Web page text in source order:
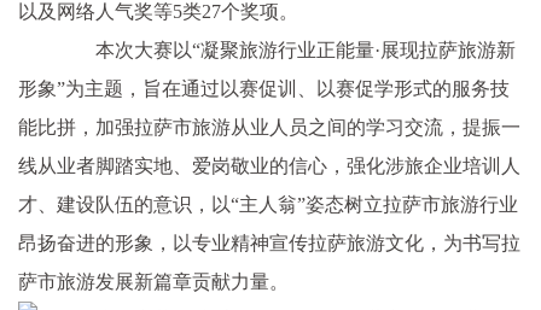
以及网络人气奖等5类27个奖项。
本次大赛以“凝聚旅游行业正能量·展现拉萨旅游新
形象”为主题，旨在通过以赛促训、以赛促学形式的服务技
能比拼，加强拉萨市旅游从业人员之间的学习交流，提振一
线从业者脚踏实地、爱岗敬业的信心，强化涉旅企业培训人
才、建设队伍的意识，以“主人翁”姿态树立拉萨市旅游行业
昂扬奋进的形象，以专业精神宣传拉萨旅游文化，为书写拉
萨市旅游发展新篇章贡献力量。